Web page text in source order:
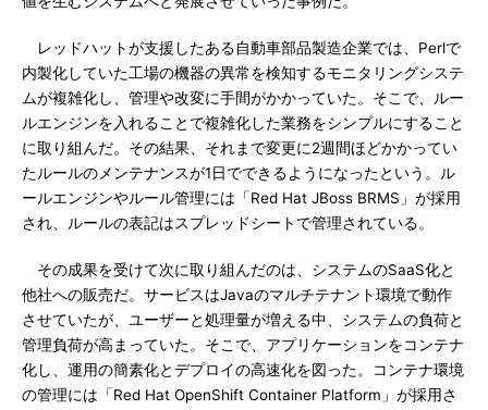
レッドハットが支援したある自動車部品製造企業では、Perlで
内製化していた工場の機器の異常を検知するモニタリングシステ
ムが複雑化し、管理や改変に手間がかかっていた。そこで、ルー
ルエンジンを入れることで複雑化した業務をシンプルにすること
に取り組んだ。その結果、それまで変更に2週間ほどかかってい
たルールのメンテナンスが1日でできるようになったという。ル
ールエンジンやルール管理には「Red Hat JBoss BRMS」が採用
され、ルールの表記はスプレッドシートで管理されている。
その成果を受けて次に取り組んだのは、システムのSaaS化と
他社への販売だ。サービスはJavaのマルチテナント環境で動作
させていたが、ユーザーと処理量が増える中、システムの負荷と
管理負荷が高まっていた。そこで、アプリケーションをコンテナ
化し、運用の簡素化とデプロイの高速化を図った。コンテナ環境
の管理には「Red Hat OpenShift Container Platform」が採用さ